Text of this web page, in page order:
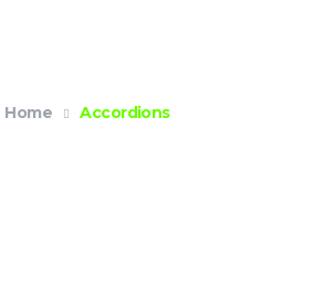
Home Accordions